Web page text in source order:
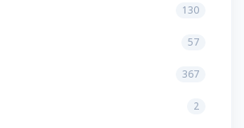
130
57
367
2